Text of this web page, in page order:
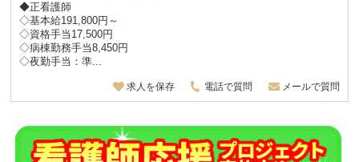
◆正看護師
◇基本給191,800円～
◇資格手当17,500円
◇病棟勤務手当8,450円
◇夜勤手当：準...
求人を保存 電話で質問 メールで質問